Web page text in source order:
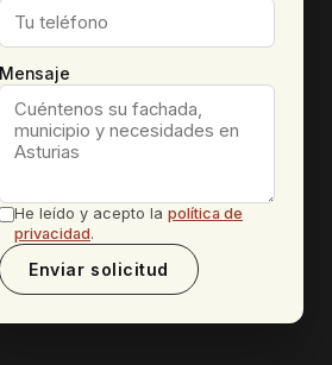
Mensaje
He leído y acepto la política de
privacidad.
Enviar solicitud